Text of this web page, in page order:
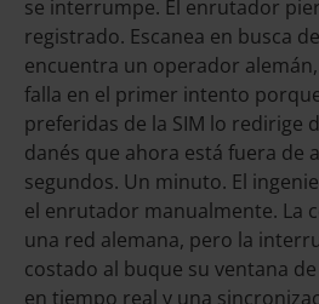
se interrumpe. El enrutador
registrado. Escanea en busca
encuentra un operador
falla en el primer intento
preferidas de la SIM lo redirige
danés que ahora está fuera de
segundos. Un minuto. El
el enrutador manualmente. La
una red alemana, pero la
costado al buque su ventana
en tiempo real y una